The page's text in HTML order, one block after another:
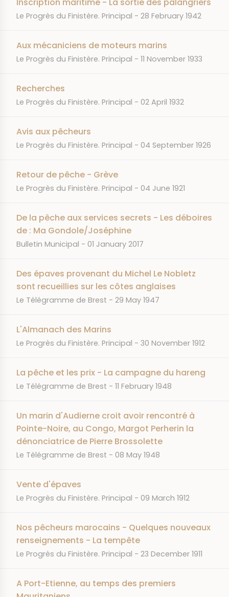
JOURNAL
Le Progrès du Finistère. Principal DATE
28 February 1942
Aux mécaniciens de moteurs marins
JOURNAL
Le Progrès du Finistère. Principal DATE
11 November 1933
Recherches
JOURNAL
Le Progrès du Finistère. Principal DATE
02 April 1932
Avis aux pêcheurs
JOURNAL
Le Progrès du Finistère. Principal DATE
04 September 1926
Retour de pêche - Grève
JOURNAL
Le Progrès du Finistère. Principal DATE
04 June 1921
De la pêche aux services secrets - Les déboires
de : Ma Gondole/Joséphine
JOURNAL
Bulletin Municipal DATE
01 January 2017
Des épaves provenant du Michel Le Nobletz
sont recueillies sur les côtes anglaises
JOURNAL
Le Télégramme de Brest DATE
29 May 1947
L'Almanach des Marins
JOURNAL
Le Progrès du Finistère. Principal DATE
30 November 1912
La pêche et les prix - La campagne du hareng
JOURNAL
Le Télégramme de Brest DATE
11 February 1948
Un marin d'Audierne croit avoir rencontré à
Pointe-Noire, au Congo, Margot Perherin la
dénonciatrice de Pierre Brossolette
JOURNAL
Le Télégramme de Brest DATE
08 May 1948
Vente d'épaves
JOURNAL
Le Progrès du Finistère. Principal DATE
09 March 1912
Nos pêcheurs marocains - Quelques nouveaux
renseignements - La tempête
JOURNAL
Le Progrès du Finistère. Principal DATE
23 December 1911
A Port-Etienne, au temps des premiers